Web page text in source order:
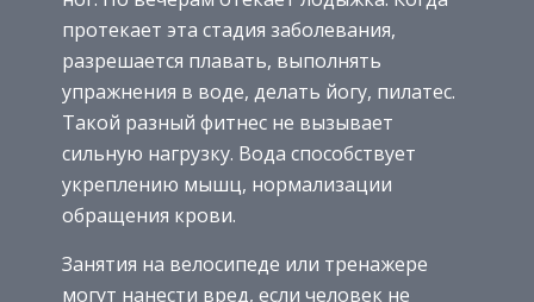
протекает эта стадия заболевания,
разрешается плавать, выполнять
упражнения в воде, делать йогу, пилатес.
Такой разный фитнес не вызывает
сильную нагрузку. Вода способствует
укреплению мышц, нормализации
обращения крови.
Занятия на велосипеде или тренажере
могут нанести вред, если человек не